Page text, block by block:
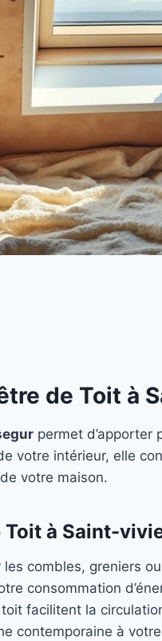
de Toit à
permet d’apporter
votre intérieur, elle
votre maison.
Toit à Saint-
les combles, greniers
consommation
facilitent la
contemporaine à